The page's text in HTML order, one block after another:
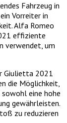
Fahrzeug in
Vorreiter in
Alfa Romeo
effiziente
verwendet, um
Giulietta 2021
die Möglichkeit,
sowohl eine hohe
gewährleisten.
zu reduzieren